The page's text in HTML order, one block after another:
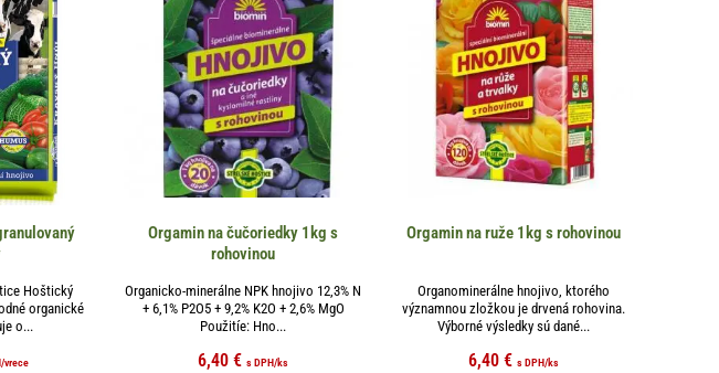
Hoštický
organické
o...
/vrece
Orgamin na čučoriedky 1kg s
rohovinou
Organicko-minerálne NPK hnojivo 12,3% N
+ 6,1% P2O5 + 9,2% K2O + 2,6% MgO
Použitíe: Hno...
6,40 € s DPH/ks
Orgamin na ruže 1kg s rohovinou
Organominerálne hnojivo, ktorého
významnou zložkou je drvená rohovina.
Výborné výsledky sú dané...
6,40€ s DPH/ks